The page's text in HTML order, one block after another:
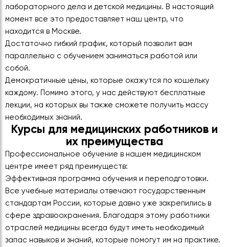
лабораторного дела и детской медицины. В настоящий
момент все это предоставляет наш центр, что
находится в Москве.
Достаточно гибкий график, который позволит вам
параллельно с обучением заниматься работой или
собой.
Демократичные цены, которые окажутся по кошельку
каждому. Помимо этого, у нас действуют бесплатные
лекции, на которых вы также сможете получить массу
необходимых знаний.
Курсы для медицинских работников и
их преимущества
Профессиональное обучение в нашем медицинском
центре имеет ряд преимуществ:
Эффективная программа обучения и переподготовки.
Все учебные материалы отвечают государственным
стандартам России, которые давно уже закрепились в
сфере здравоохранения. Благодаря этому работники
отраслей медицины всегда будут иметь необходимый
запас навыков и знаний, которые помогут им на практике.